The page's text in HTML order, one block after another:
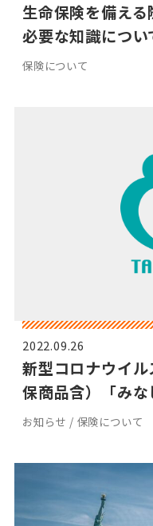
生命保険を備え
必要な知識につい
保険について
2022.09.26
新型コロナウイ
保商品含）「み
お知らせ / 保険について